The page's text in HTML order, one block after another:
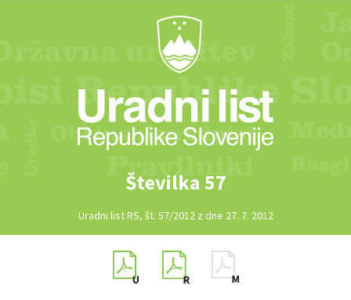
Številka 57
Uradni list RS, št. 57/2012 z dne 27. 7. 2012